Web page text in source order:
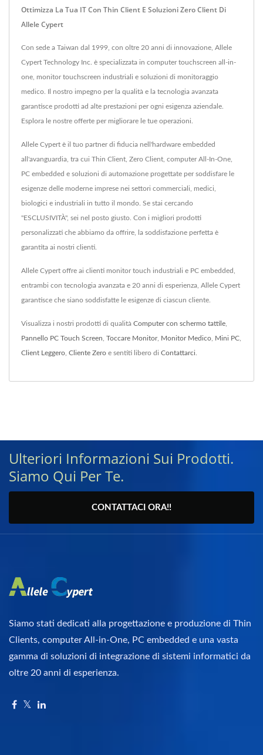
Ottimizza La Tua IT Con Thin Client E Soluzioni Zero Client Di
Allele Cypert
Con sede a Taiwan dal 1999, con oltre 20 anni di innovazione, Allele
Cypert Technology Inc. è specializzata in computer touchscreen all-in-
one, monitor touchscreen industriali e soluzioni di monitoraggio
medico. Il nostro impegno per la qualità e la tecnologia avanzata
garantisce prodotti ad alte prestazioni per ogni esigenza aziendale.
Esplora le nostre offerte per migliorare le tue operazioni.
Allele Cypert è il tuo partner di fiducia nell'hardware embedded
all'avanguardia, tra cui Thin Client, Zero Client, computer All-In-One,
PC embedded e soluzioni di automazione progettate per soddisfare le
esigenze delle moderne imprese nei settori commerciali, medici,
biologici e industriali in tutto il mondo. Se stai cercando
"ESCLUSIVITÀ", sei nel posto giusto. Con i migliori prodotti
personalizzati che abbiamo da offrire, la soddisfazione perfetta è
garantita ai nostri clienti.
Allele Cypert offre ai clienti monitor touch industriali e PC embedded,
entrambi con tecnologia avanzata e 20 anni di esperienza, Allele Cypert
garantisce che siano soddisfatte le esigenze di ciascun cliente.
Visualizza i nostri prodotti di qualità Computer con schermo tattile
Pannello PC Touch Screen Toccare Monitor, Monitor Medico Mini PC
Client Leggero Cliente Zero e sentiti libero di Contattarci
Ulteriori Informazioni Sui Prodotti.
Siamo Qui Per Te.
CONTATTACI ORA!!
Siamo stati dedicati alla progettazione e produzione di Thin
Clients, computer All-in-One, PC embedded e una vasta
gamma di soluzioni di integrazione di sistemi informatici da
oltre 20 anni di esperienza.